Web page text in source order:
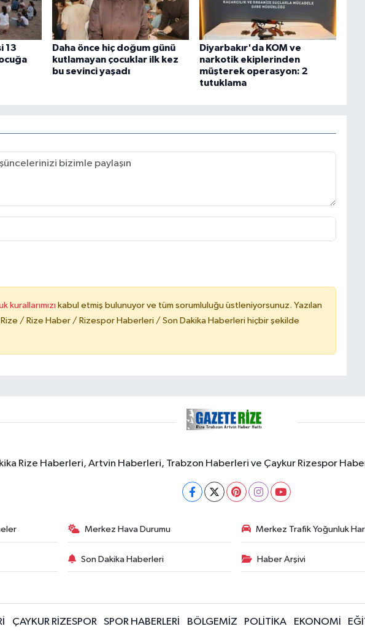
13
Daha önce hiç doğum günü
kutlamayan çocuklar ilk kez
bu sevinci yaşadı
Diyarbakır'da KOM ve
narkotik ekiplerinden
müşterek operasyon: 2
tutuklama
kurallarımızı kabul etmiş bulunuyor ve tüm sorumluluğu üstleniyorsunuz. Yazılan
/ Rize Haber / Rizespor Haberleri / Son Dakika Haberleri hiçbir şekilde
Rize Haberleri, Artvin Haberleri, Trabzon Haberleri ve Çaykur Rizespor
Merkez Hava Durumu Merkez Trafik Yoğunluk
Son Dakika Haberleri Haber Arşivi
ÇAYKUR RİZESPOR SPOR HABERLERİ BÖLGEMİZ POLİTİKA EKONOMİ